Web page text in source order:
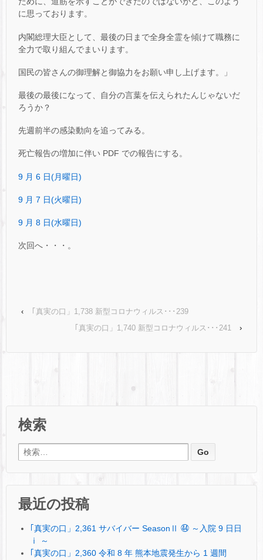
に思っております。
内閣総理大臣として、最後の日まで全身全霊を傾けて職務に
全力で取り組んでまいります。
国民の皆さんの御理解と御協力をお願い申し上げます。」
最後の最後になって、自分の言葉を伝えられたんじゃないだ
ろうか？
先週前半の感染動向を追ってみる。
死亡報告の増加に伴い PDF での報告にする。
9 月 6 日(月曜日)
9 月 7 日(火曜日)
9 月 8 日(水曜日)
次回へ・・・。
‹
｢真実の口」1,738 新型コロナウィルス･･･239
｢真実の口」1,740 新型コロナウィルス･･･241
›
検索
検索:
最近の投稿
｢真実の口」2,361 サバイバー SeasonⅡ ㊹ ～入院 9 日日
ⅰ ～
｢真実の口」2,360 令和 8 年 熊本地震発生から 1 週間